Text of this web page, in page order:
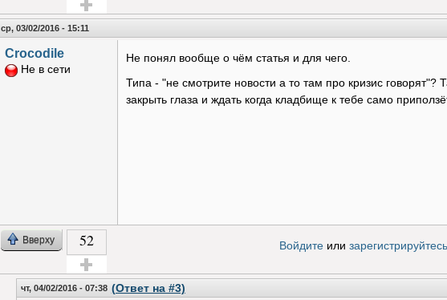
Голос за!
ср, 03/02/2016 - 15:11
Crocodile
Не в сети
Не понял вообще о чём статья и для чего.
Типа - "не смотрите новости а то там про кризис говорят"?
закрыть глаза и ждать когда кладбище к тебе само
Вверху 52
Голос за!
Войдитеили зарегистрируйтесь
чт, 04/02/2016 - 07:38 (Ответ на #3)